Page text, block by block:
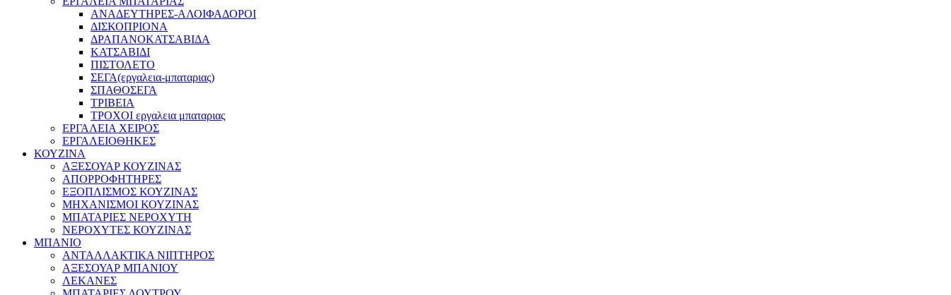
ΑΝΑΔΕΥΤΗΡΕΣ-ΑΛΟΙΦΑΔΟΡΟΙ
ΔΙΣΚΟΠΡΙΟΝΑ
ΔΡΑΠΑΝΟΚΑΤΣΑΒΙΔΑ
ΚΑΤΣΑΒΙΔΙ
ΠΙΣΤΟΛΕΤΟ
ΣΕΓΑ(εργαλεια-μπαταριας)
ΣΠΑΘΟΣΕΓΑ
ΤΡΙΒΕΙΑ
ΤΡΟΧΟΙ εργαλεια μπαταριας
ΕΡΓΑΛΕΙΑ ΧΕΙΡΟΣ
ΕΡΓΑΛΕΙΟΘΗΚΕΣ
ΚΟΥΖΙΝΑ
ΑΞΕΣΟΥΑΡ ΚΟΥΖΙΝΑΣ
ΑΠΟΡΡΟΦΗΤΗΡΕΣ
ΕΞΟΠΛΙΣΜΟΣ ΚΟΥΖΙΝΑΣ
ΜΗΧΑΝΙΣΜΟΙ ΚΟΥΖΙΝΑΣ
ΜΠΑΤΑΡΙΕΣ ΝΕΡΟΧΥΤΗ
ΝΕΡΟΧΥΤΕΣ ΚΟΥΖΙΝΑΣ
ΜΠΑΝΙΟ
ΑΝΤΑΛΛΑΚΤΙΚΑ ΝΙΠΤΗΡΟΣ
ΑΞΕΣΟΥΑΡ ΜΠΑΝΙΟΥ
ΛΕΚΑΝΕΣ